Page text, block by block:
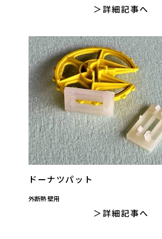
詳細記事へ
ドーナツパット
外断熱 壁用
詳細記事へ